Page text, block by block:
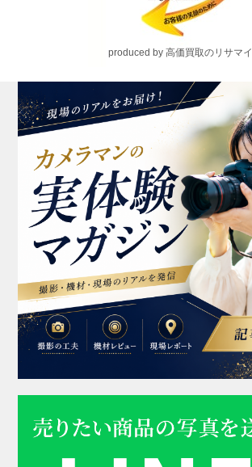
produced by 高価買取のリサマイ